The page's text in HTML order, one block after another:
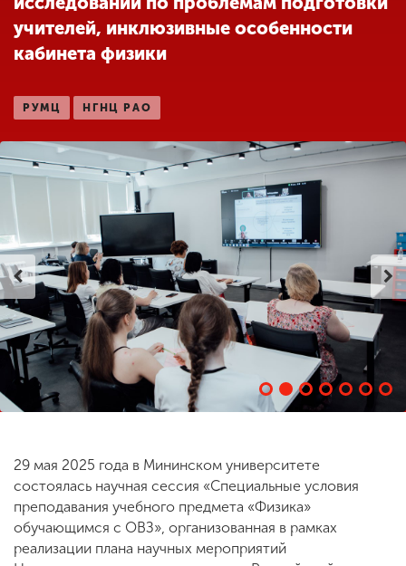
Студенческая жизнь
Сведения об
образовательной
организации
CHI
Приемная
комиссия
+7 (831) 262-26-20
учителей, инклюзивные особенности
кабинета физики
РУМЦ НГНЦ РАО
29 мая 2025 года в Мининском университете
состоялась научная сессия «Специальные условия
преподавания учебного предмета «Физика»
обучающимся с ОВЗ», организованная в рамках
реализации плана научных мероприятий